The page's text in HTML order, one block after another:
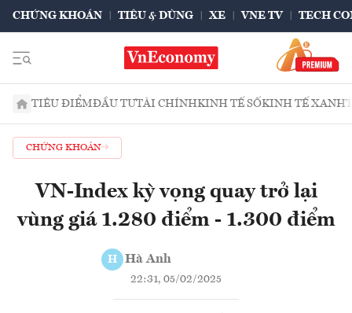
CHỨNG KHOÁN TIÊU & DÙNG XE VNE TV TECH
TIÊU ĐIỂMĐẦU TƯTÀI CHÍNHKINH TẾ SỐKINH TẾ XANH
CHỨNG KHOÁN
VN-Index kỳ vọng quay trở lại
vùng giá 1.280 điểm - 1.300 điểm
H Hà Anh
22:31, 05/02/2025